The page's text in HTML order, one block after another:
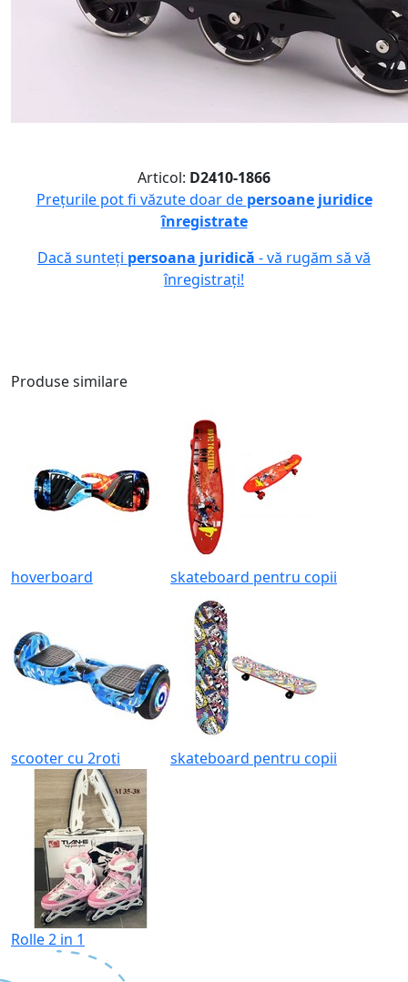
Articol: D2410-1866
Prețurile pot fi văzute doar de persoane juridice
înregistrate
Dacă sunteți persoana juridică - vă rugăm să vă
înregistrați!
Produse similare
hoverboard skateboard pentru copii
scooter cu 2roti skateboard pentru copii
Rolle 2 in 1